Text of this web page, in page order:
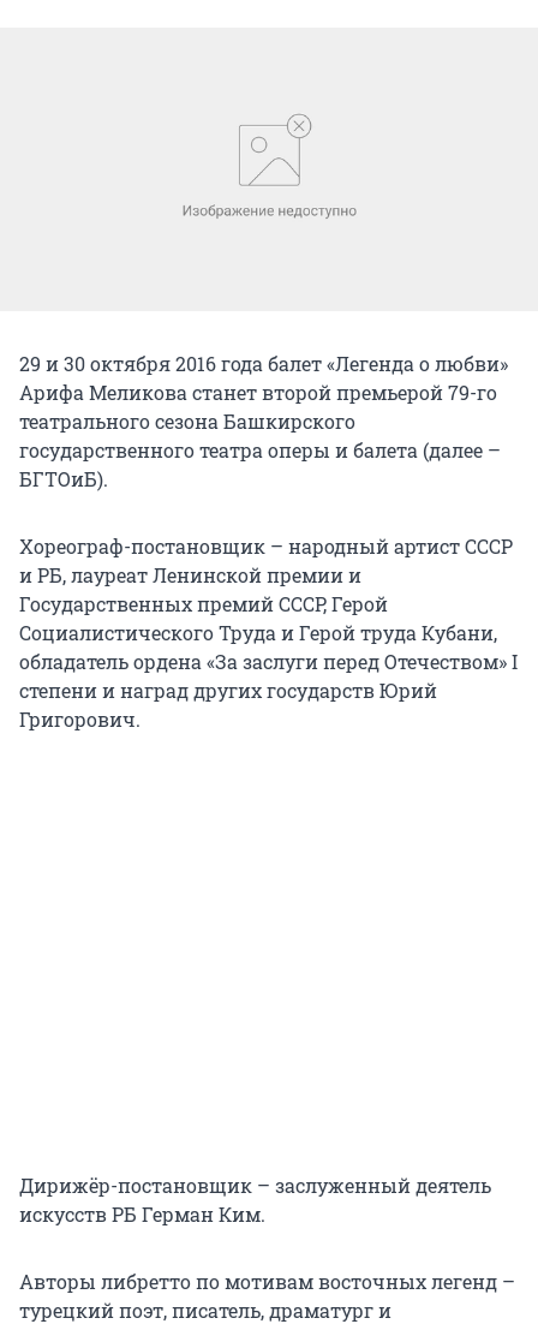
29 и 30 октября 2016 года балет «Легенда о любви»
Арифа Меликова станет второй премьерой 79-го
театрального сезона Башкирского
государственного театра оперы и балета (далее –
БГТОиБ).
Хореограф-постановщик – народный артист СССР
и РБ, лауреат Ленинской премии и
Государственных премий СССР, Герой
Социалистического Труда и Герой труда Кубани,
обладатель ордена «За заслуги перед Отечеством» I
степени и наград других государств Юрий
Григорович.
Дирижёр-постановщик – заслуженный деятель
искусств РБ Герман Ким.
Авторы либретто по мотивам восточных легенд –
турецкий поэт, писатель, драматург и